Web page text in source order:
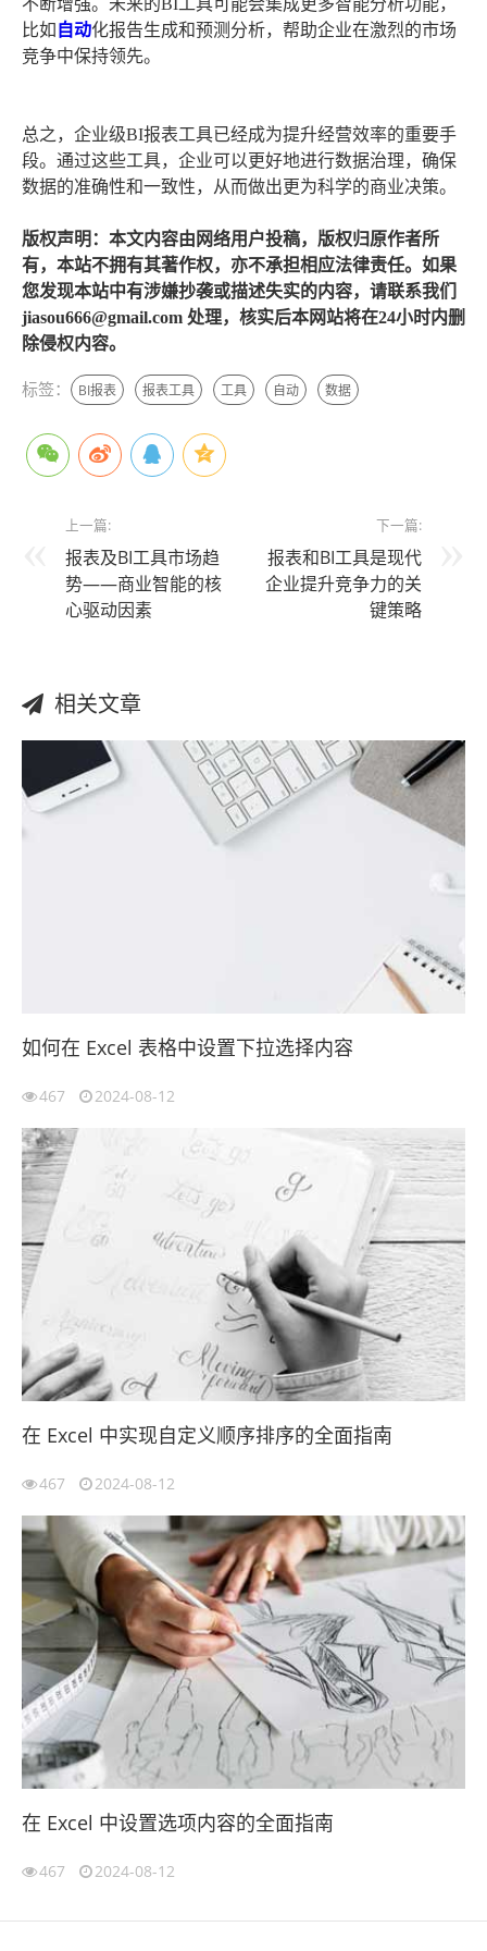
不断增强。未来的BI工具可能会集成更多智能分析功能，
比如 自动化报告生成和预测分析，帮助企业在激烈的市场
竞争中保持领先。
总之，企业级BI报表工具已经成为提升经营效率的重要手
段。通过这些工具，企业可以更好地进行数据治理，确保
数据的准确性和一致性，从而做出更为科学的商业决策。
版权声明：本文内容由网络用户投稿，版权归原作者所
有，本站不拥有其著作权，亦不承担相应法律责任。如果
您发现本站中有涉嫌抄袭或描述失实的内容，请联系我们
jiasou666@gmail.com 处理，核实后本网站将在24小时内删
除侵权内容。
标签： BI报表 报表工具 工具 自动 数据
上一篇:
报表及BI工具市场趋
势——商业智能的核
心驱动因素
下一篇:
报表和BI工具是现代
企业提升竞争力的关
键策略
相关文章
如何在 Excel 表格中设置下拉选择内容
467 2024-08-12
在 Excel 中实现自定义顺序排序的全面指南
467 2024-08-12
在 Excel 中设置选项内容的全面指南
467 2024-08-12